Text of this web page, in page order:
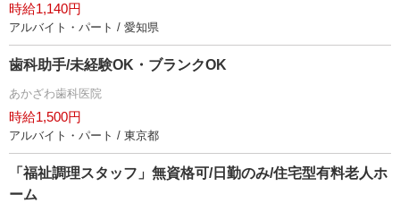
時給1,140円
アルバイト・パート / 愛知県
歯科助手/未経験OK・ブランクOK
あかざわ歯科医院
時給1,500円
アルバイト・パート / 東京都
「福祉調理スタッフ」無資格可/日勤のみ/住宅型有料老人ホ
ーム